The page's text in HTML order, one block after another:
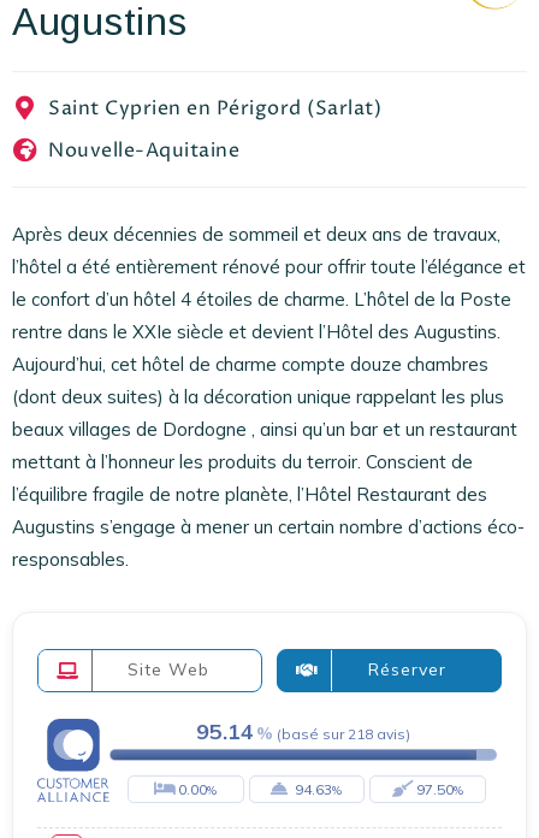
Augustins
Saint Cyprien en Périgord (Sarlat)
Nouvelle-Aquitaine
Après deux décennies de sommeil et deux ans de travaux,
l’hôtel a été entièrement rénové pour offrir toute l’élégance et
le confort d’un hôtel 4 étoiles de charme. L’hôtel de la Poste
rentre dans le XXIe siècle et devient l’Hôtel des Augustins.
Aujourd’hui, cet hôtel de charme compte douze chambres
(dont deux suites) à la décoration unique rappelant les plus
beaux villages de Dordogne , ainsi qu’un bar et un restaurant
mettant à l’honneur les produits du terroir. Conscient de
l’équilibre fragile de notre planète, l’Hôtel Restaurant des
Augustins s’engage à mener un certain nombre d’actions éco-
responsables.
Site Web Réserver
95.14 (basé sur 218 avis)
0.00 94.63 97.50